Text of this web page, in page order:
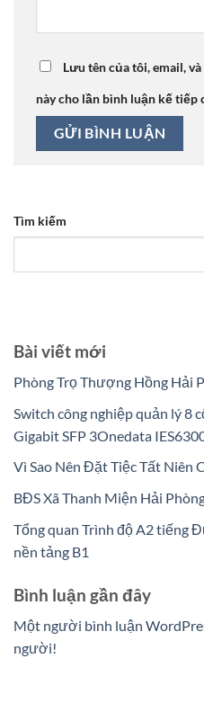
Lưu tên của tôi, email,
này cho lần bình luận kế tiếp
Tìm kiếm
Bài viết mới
Phòng Trọ Thượng Hồng Hải
Switch công nghiệp quản lý 8
Gigabit SFP 3Onedata
Vì Sao Nên Đặt Tiệc Tất Niên
BĐS Xã Thanh Miện Hải
Tổng quan Trình độ A2 tiếng
nền tảng B1
Bình luận gần đây
Một người bình luận
người!